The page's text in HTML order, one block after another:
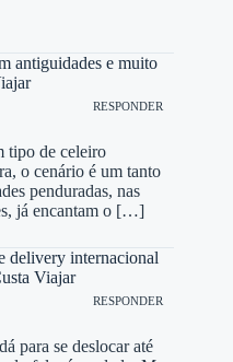
antiguidades e muito
RESPONDER
tipo de celeiro
o cenário é um tanto
penduradas, nas
já encantam o […]
delivery internacional
Viajar
RESPONDER
para se deslocar até